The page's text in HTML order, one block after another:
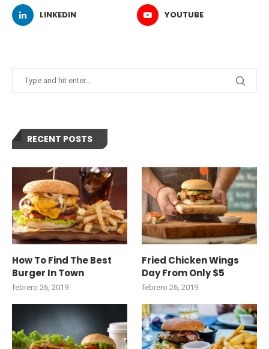
LINKEDIN YOUTUBE
RECENT POSTS
How To Find The Best
Burger In Town
febrero 26, 2019
Fried Chicken Wings
Day From Only $5
febrero 26, 2019